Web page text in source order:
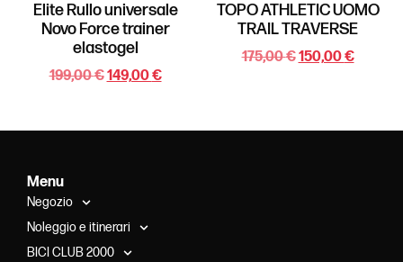
Elite Rullo universale
Novo Force trainer
elastogel
199,00€149,00€
TOPO ATHLETIC UOMO
TRAIL TRAVERSE
175,00€150,00€
Menu
Negozio
Noleggio e itinerari
BICI CLUB 2000